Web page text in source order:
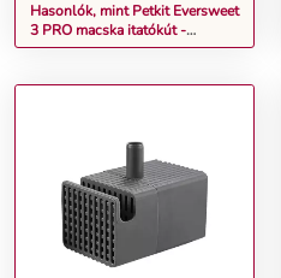
Hasonlók, mint Petkit Eversweet
3 PRO macska itatókút -
Kezdőkészlet: Petkit Eversweet
db)